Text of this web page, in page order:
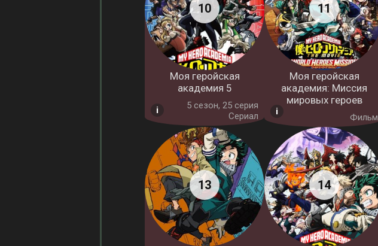
Моя геройская
академия 5
5 cезон, 25 серия
Сериал
Моя геройская
академия: Миссия
мировых героев
Фильм